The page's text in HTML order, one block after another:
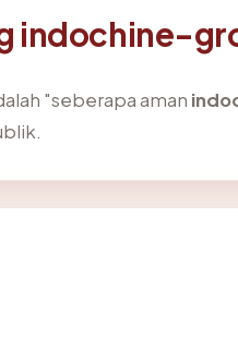
indochine-
"seberapa aman